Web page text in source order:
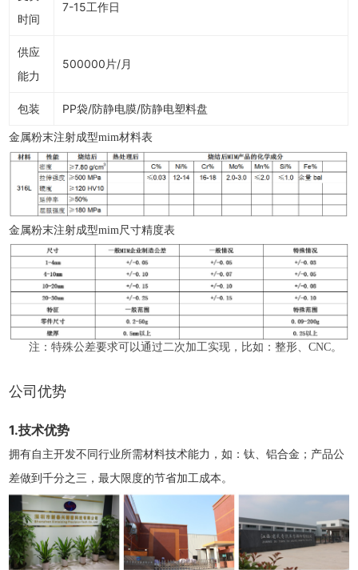
时间
7-15工作日
供应
能力
500000片/月
包装 PP袋/防静电膜/防静电塑料盘
金属粉末注射成型mim材料表
金属粉末注射成型mim尺寸精度表
注：特殊公差要求可以通过二次加工实现，比如：整形、CNC。
公司优势
1.技术优势
拥有自主开发不同行业所需材料技术能力，如：钛、铝合金；产品公
差做到千分之三，最大限度的节省加工成本。